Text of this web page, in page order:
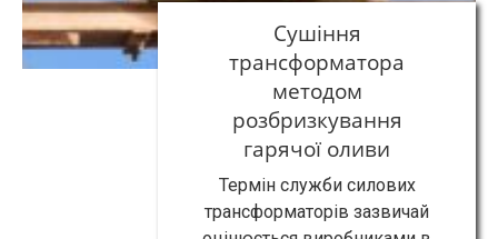
Сушіння
трансформатора
методом
розбризкування
гарячої оливи
Термін служби силових
трансформаторів зазвичай